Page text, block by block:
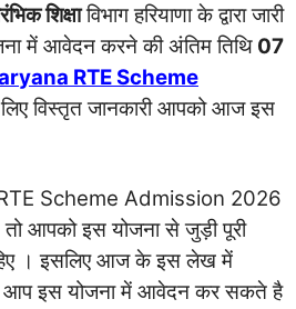
शिक्षाविभाग हरियाणा के द्वारा जारी
में आवेदन करने की अंतिम तिथि 07
yana RTE Scheme
विस्तृत जानकारी आपको आज इस
Scheme Admission 2026
आपको इस योजना से जुड़ी पूरी
। इसलिए आज के इस लेख में
आप इस योजना में आवेदन कर सकते है